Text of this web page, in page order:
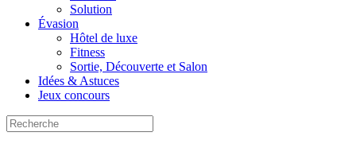
Solution
Évasion
Hôtel de luxe
Fitness
Sortie, Découverte et Salon
Idées & Astuces
Jeux concours